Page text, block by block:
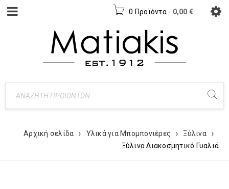
0 Προϊόντα - 0,00 €
Αρχική σελίδα › Υλικά για Μπομπονιέρες › Ξύλινα
›
Ξύλινο Διακοσμητικό Γυαλιά